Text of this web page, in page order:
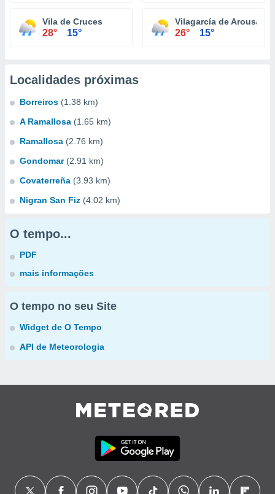
Vila de Cruces
28° 15°
Vilagarcía de Arousa
26° 15°
Localidades próximas
Borreiros (1.38 km)
A Ramallosa (1.65 km)
Ramallosa (2.76 km)
Gondomar (2.91 km)
Covaterreña (3.93 km)
Nigran San Fiz (4.02 km)
O tempo...
PDF
mais informações
O tempo no seu Site
Widget de O Tempo
API de Meteorologia